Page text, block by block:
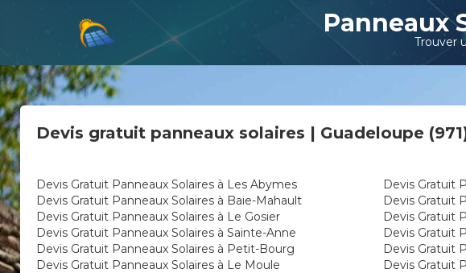
Panneaux
Trouver
Devis gratuit panneaux solaires | Guadeloupe
Devis Gratuit Panneaux Solaires à Les Abymes
Devis Gratuit Panneaux Solaires à Baie-Mahault
Devis Gratuit Panneaux Solaires à Le Gosier
Devis Gratuit Panneaux Solaires à Sainte-Anne
Devis Gratuit Panneaux Solaires à Petit-Bourg
Devis Gratuit Panneaux Solaires à Le Moule
Devis Gratuit
Devis Gratuit
Devis Gratuit
Devis Gratuit
Devis Gratuit
Devis Gratuit